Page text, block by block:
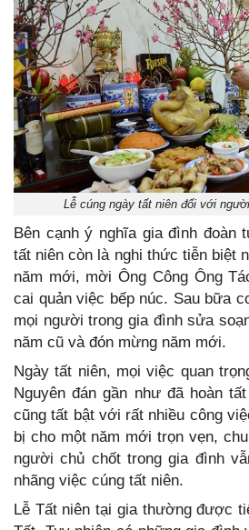
Lễ cúng ngày tất niên đối với
Bên cạnh ý nghĩa gia đình đoàn
tất niên còn là nghi thức tiễn biệt
năm mới, mời Ông Công Ông
cai quản việc bếp núc. Sau bữa
mọi người trong gia đình sửa
năm cũ và đón mừng năm mới.
Ngày tất niên, mọi việc quan
Nguyên đán gần như đã hoàn
cũng tất bật với rất nhiều công
bị cho một năm mới trọn vẹn,
người chủ chốt trong gia đình
nhãng việc cúng tất niên.
Lễ Tất niên tại gia thường được